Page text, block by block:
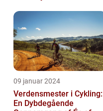
træningsmetod...
09 januar 2024
Verdensmester i Cykling:
En Dybdegående